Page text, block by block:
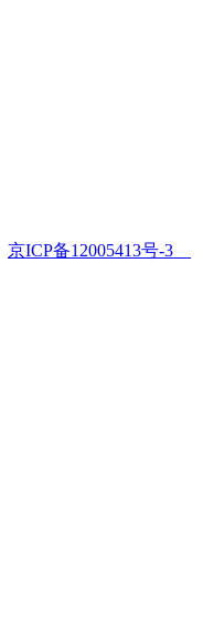
京ICP备12005413号-3